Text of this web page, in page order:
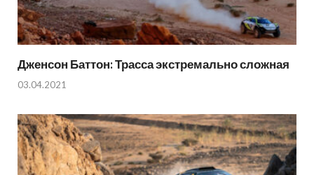
Дженсон Баттон: Трасса экстремально сложная
03.04.2021